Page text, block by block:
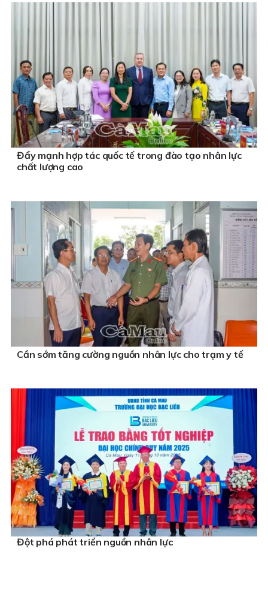
Đẩy mạnh hợp tác quốc tế trong đào tạo nhân lực
chất lượng cao
Cần sớm tăng cường nguồn nhân lực cho trạm y tế
Đột phá phát triển nguồn nhân lực